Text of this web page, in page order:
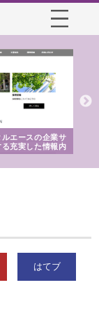
エースの企業サ
充実した情報内
はてブ